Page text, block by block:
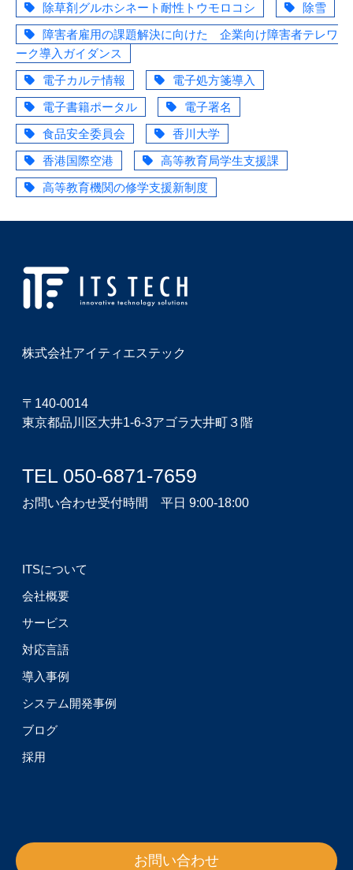
除草剤グルホシネート耐性トウモロコシ
除雪
障害者雇用の課題解決に向けた 企業向け障害者テレワ
ーク導入ガイダンス
電子カルテ情報
電子処方箋導入
電子書籍ポータル
電子署名
食品安全委員会
香川大学
香港国際空港
高等教育局学生支援課
高等教育機関の修学支援新制度
株式会社アイティエステック
〒140-0014
東京都品川区大井1-6-3アゴラ大井町３階
TEL 050-6871-7659
お問い合わせ受付時間 平日 9:00-18:00
ITSについて
会社概要
サービス
対応言語
導入事例
システム開発事例
ブログ
採用
お問い合わせ